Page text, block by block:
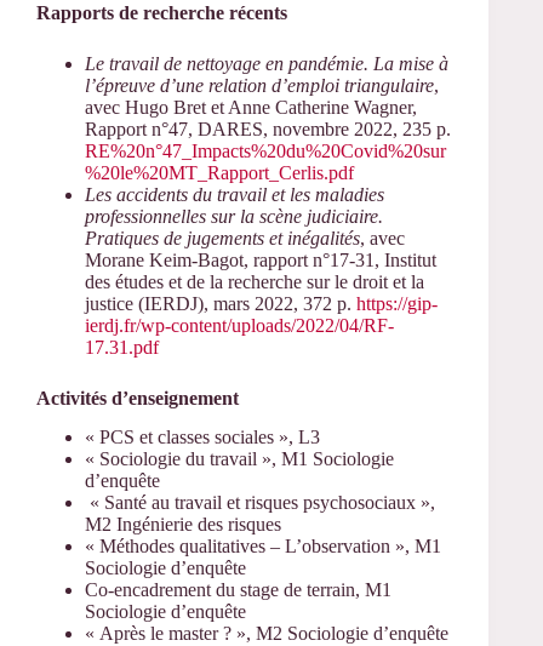
Rapports de recherche récents
Le travail de nettoyage en pandémie. La mise à
l’épreuve d’une relation d’emploi triangulaire,
avec Hugo Bret et Anne Catherine Wagner,
Rapport n°47, DARES, novembre 2022, 235 p.
RE%20n°47_Impacts%20du%20Covid%20sur
%20le%20MT_Rapport_Cerlis.pdf
Les accidents du travail et les maladies
professionnelles sur la scène judiciaire.
Pratiques de jugements et inégalités, avec
Morane Keim-Bagot, rapport n°17-31, Institut
des études et de la recherche sur le droit et la
justice (IERDJ), mars 2022, 372 p. https://gip-
ierdj.fr/wp-content/uploads/2022/04/RF-
17.31.pdf
Activités d’enseignement
« PCS et classes sociales », L3
« Sociologie du travail », M1 Sociologie
d’enquête
« Santé au travail et risques psychosociaux »,
M2 Ingénierie des risques
« Méthodes qualitatives – L’observation », M1
Sociologie d’enquête
Co-encadrement du stage de terrain, M1
Sociologie d’enquête
« Après le master ? », M2 Sociologie d’enquête